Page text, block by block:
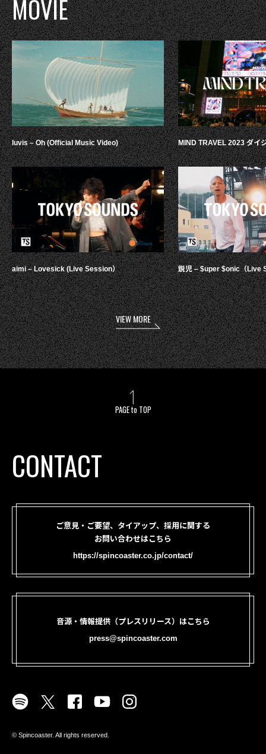
MOVIE
luvis – Oh (Official Music Video)
aimi – Lovesick (Live Session）
MIND TRAVEL 2023 ダイ
鋭児 – $uper $onic（Live
VIEW MORE
PAGE to TOP
CONTACT
ご意見・ご要望、タイアップ、採用に関する
お問い合わせはこちら
https://spincoaster.co.jp/contact/
音源・情報提供（プレスリリース）はこちら
press@spincoaster.com
©︎ Spincoaster. All rights reserved.